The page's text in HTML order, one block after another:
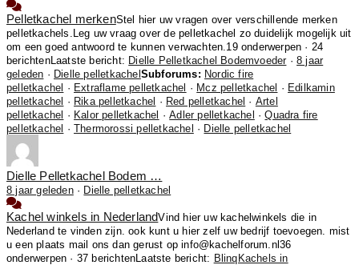
Pelletkachel merkenStel hier uw vragen over verschillende merken
pelletkachels.Leg uw vraag over de pelletkachel zo duidelijk mogelijk uit
om een goed antwoord te kunnen verwachten. 19 onderwerpen · 24
berichtenLaatste bericht: Dielle Pelletkachel Bodemvoeder·8 jaar
geleden · Dielle pelletkachel Subforums: Nordic fire
pelletkachel
· Extraflame pelletkachel · Mcz pelletkachel · Edilkamin
pelletkachel
· Rika pelletkachel · Red pelletkachel · Artel
pelletkachel
· Kalor pelletkachel ·Adler pelletkachel ·Quadra fire
pelletkachel
·Thermorossi pelletkachel · Dielle pelletkachel
Dielle Pelletkachel Bodem …
8 jaar geleden· Dielle pelletkachel
Kachel winkels in NederlandVind hier uw kachelwinkels die in
Nederland te vinden zijn. ook kunt u hier zelf uw bedrijf toevoegen. mist
u een plaats mail ons dan gerust op info@kachelforum.nl36
onderwerpen · 37 berichten Laatste bericht: BlinqKachels in